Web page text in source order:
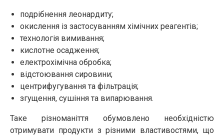
подрібнення леонардиту;
окислення із застосуванням хімічних реагентів;
технологія вимивання;
кислотне осадження;
електрохімічна обробка;
відстоювання сировини;
центрифугування та фільтрація;
згущення, сушіння та випарювання.
Таке різноманіття обумовлено необхідністю
отримувати продукти з різними властивостями, що